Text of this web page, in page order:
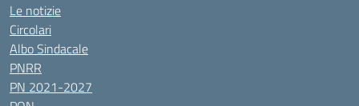
Le notizie
Circolari
Albo Sindacale
PNRR
PN 2021-2027